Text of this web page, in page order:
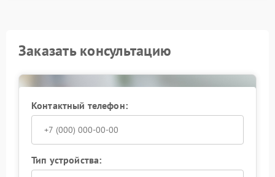
Заказать консультацию
Контактный телефон:
Тип устройства: